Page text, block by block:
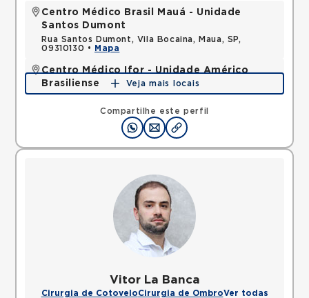
Compartilhe este perfil
Centro Médico Brasil Mauá - Unidade
Santos Dumont
Rua Santos Dumont, Vila Bocaina, Maua, SP,
09310130 •
Mapa
Centro Médico Ifor - Unidade Américo
Brasiliense
Rua Americo Brasiliense, Centro, Sao Bernardo do
Campo, SP, 09715021 •
Mapa
Veja mais locais
Vitor La Banca
Cirurgia de CotoveloCirurgia de OmbroVer todas